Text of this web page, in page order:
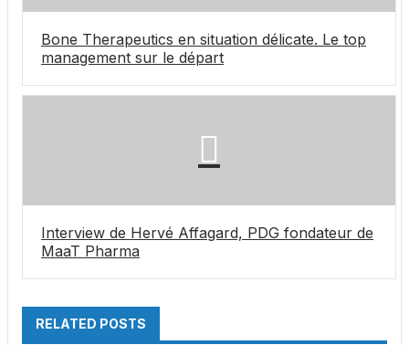
Bone Therapeutics en situation délicate. Le top
management sur le départ
Interview de Hervé Affagard, PDG fondateur de
MaaT Pharma
RELATED POSTS